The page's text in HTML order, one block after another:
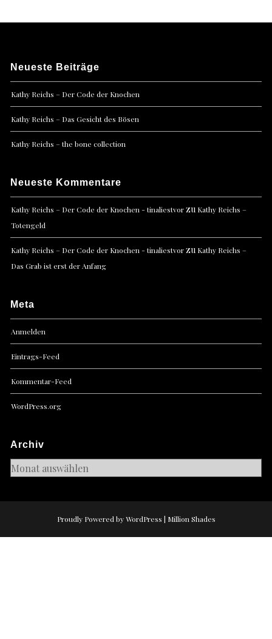
Neueste Beiträge
Kathy Reichs – Der Code der Knochen
Kathy Reichs – Das Gesicht des Bösen
Kathy Reichs – the bone collection
Neueste Kommentare
Kathy Reichs – Der Code der Knochen - tinaliestvorzu Kathy Reichs –
Totengeld
Kathy Reichs – Der Code der Knochen - tinaliestvorzu Kathy Reichs –
Das Grab ist erst der Anfang
Meta
Anmelden
Eintrags-Feed
Kommentar-Feed
WordPress.org
Archiv
Archiv
Proudly Powered by WordPress | Million Shades